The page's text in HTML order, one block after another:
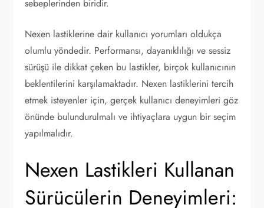
sebeplerinden biridir.
Nexen lastiklerine dair kullanıcı yorumları oldukça
olumlu yöndedir. Performansı, dayanıklılığı ve sessiz
sürüşü ile dikkat çeken bu lastikler, birçok kullanıcının
beklentilerini karşılamaktadır. Nexen lastiklerini tercih
etmek isteyenler için, gerçek kullanıcı deneyimleri göz
önünde bulundurulmalı ve ihtiyaçlara uygun bir seçim
yapılmalıdır.
Nexen Lastikleri Kullanan
Sürücülerin Deneyimleri: